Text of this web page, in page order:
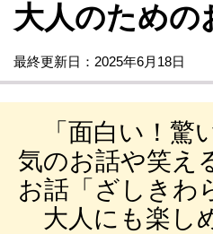
大人のための
最終更新日：2025年6月18日
「面白い！驚
気のお話や笑え
お話「ざしきわ
大人にも楽し